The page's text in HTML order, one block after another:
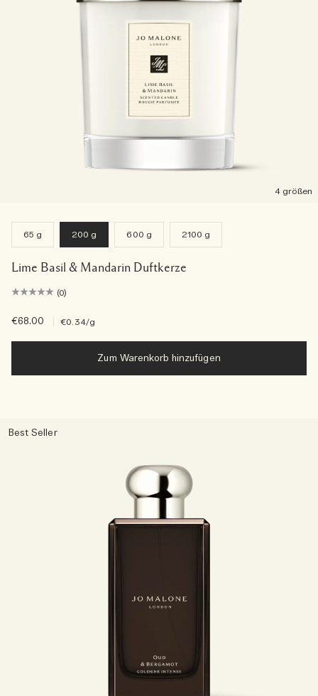
4 größen
65 g 200 g 600 g 2100 g
Lime Basil & Mandarin Duftkerze
(0)
€68.00 €0.34/g
Zum Warenkorb hinzufügen
Best Seller